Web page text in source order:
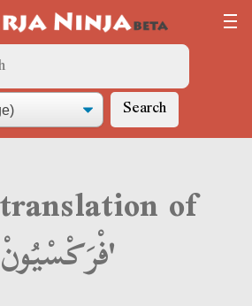
Search
of
'فْرَكْسْيُونْ'